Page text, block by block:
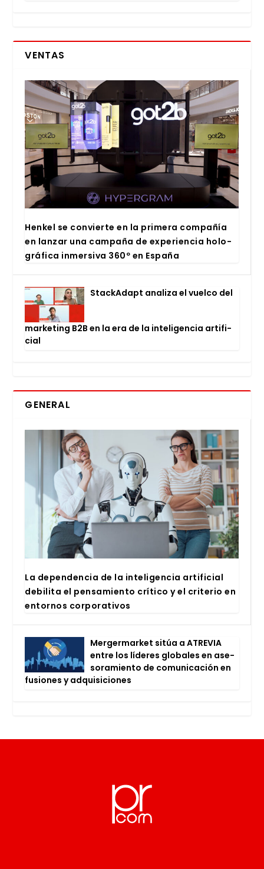
VENTAS
Hen­kel se con­vier­te en la pri­me­ra com­pa­ñía
en lan­zar una cam­pa­ña de expe­rien­cia holo­
grá­fi­ca inmer­si­va 360º en Espa­ña
Stac­kA­dapt ana­li­za el vuel­co del
mar­ke­ting B2B en la era de la inte­li­gen­cia arti­fi­
cial
GENERAL
La depen­den­cia de la inte­li­gen­cia arti­fi­cial
debi­li­ta el pen­sa­mien­to crí­ti­co y el cri­te­rio en
entor­nos cor­po­ra­ti­vos
Mer­ger­mar­ket sitúa a ATRE­VIA
entre los líde­res glo­ba­les en ase­
so­ra­mien­to de comu­ni­ca­ción en
fusio­nes y adqui­si­cio­nes